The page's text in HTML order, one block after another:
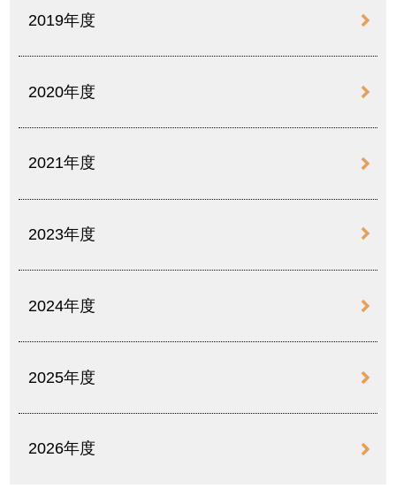
2019年度
2020年度
2021年度
2023年度
2024年度
2025年度
2026年度